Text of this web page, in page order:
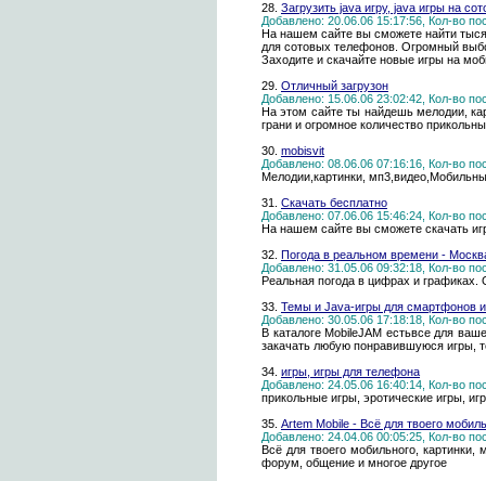
28. Загрузить java игру, java игры на
Добавлено: 20.06.06 15:17:56, Кол-во
На нашем сайте вы сможете найти
для сотовых телефонов. Огромный
Заходите и скачайте новые игры на
29. Отличный загрузон
Добавлено: 15.06.06 23:02:42, Кол-во
На этом сайте ты найдешь мелодии,
грани и огромное количество
30. mobisvit
Добавлено: 08.06.06 07:16:16, Кол-во
Мелодии,картинки,
31. Скачать бесплатно
Добавлено: 07.06.06 15:46:24, Кол-во
На нашем сайте вы сможете скачать
32. Погода в реальном времени -
Добавлено: 31.05.06 09:32:18, Кол-во
Реальная погода в цифрах и
33. Темы и Java-игры для смартфонов
Добавлено: 30.05.06 17:18:18, Кол-во
В каталоге MobileJAM естьвсе для
закачать любую понравившуюся игры,
34. игры, игры для телефона
Добавлено: 24.05.06 16:40:14, Кол-во
прикольные игры, эротические игры,
35. Artem Mobile - Всё для твоего
Добавлено: 24.04.06 00:05:25, Кол-во
Всё для твоего мобильного, картинки,
форум, общение и многое другое